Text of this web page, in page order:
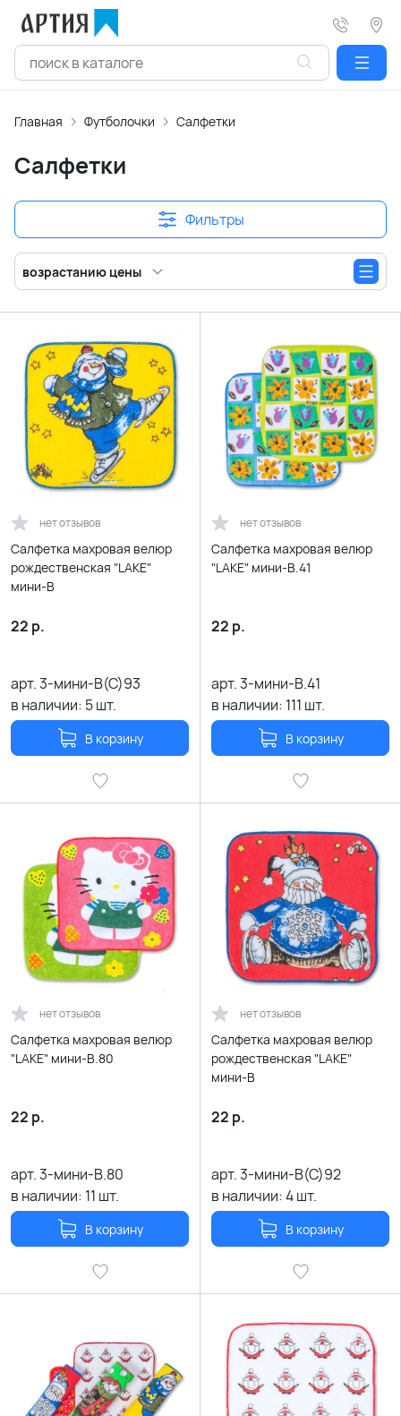
Главная Футболочки Салфетки
Салфетки
Фильтры
возрастанию цены
нет отзывов
Салфетка махровая велюр
рождественская "LAKE"
мини-В
22 р.
арт.3-мини-В(С)93
в наличии: 5шт.
В корзину
нет отзывов
Салфетка махровая велюр
"LAKE" мини-В.41
22 р.
арт.3-мини-В.41
в наличии: 111 шт.
В корзину
нет отзывов
Салфетка махровая велюр
"LAKE" мини-В.80
22 р.
арт.3-мини-В.80
в наличии: 11 шт.
В корзину
нет отзывов
Салфетка махровая велюр
рождественская "LAKE"
мини-В
22 р.
арт.3-мини-В(С)92
в наличии:4шт.
В корзину